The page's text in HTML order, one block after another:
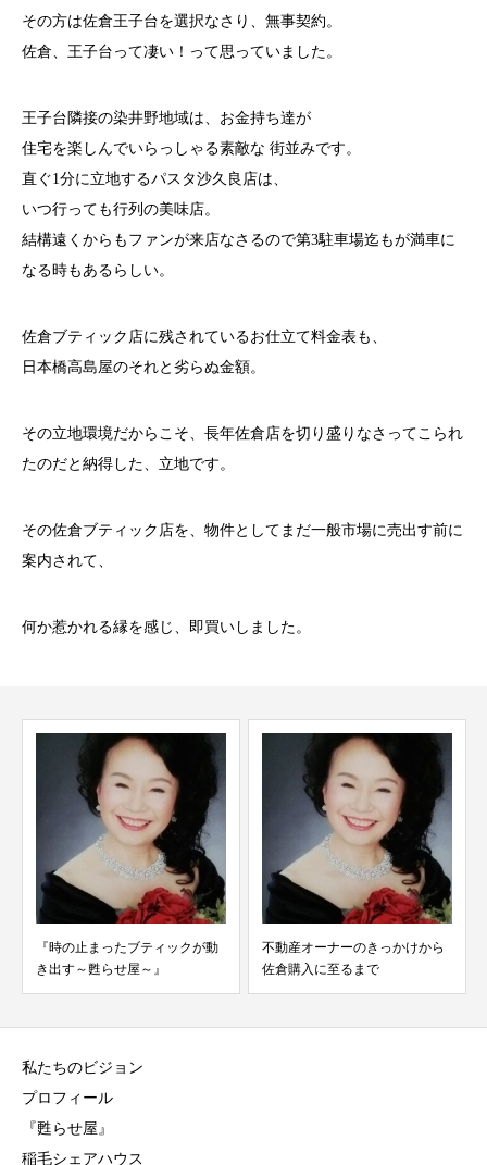
その方は佐倉王子台を選択なさり、無事契約。
佐倉、王子台って凄い！って思っていました。
王子台隣接の染井野地域は、お金持ち達が
住宅を楽しんでいらっしゃる素敵な 街並みです。
直ぐ1分に立地するパスタ沙久良店は、
いつ行っても行列の美味店。
結構遠くからもファンが来店なさるので第3駐車場迄もが満車に
なる時もあるらしい。
佐倉ブティック店に残されているお仕立て料金表も、
日本橋高島屋のそれと劣らぬ金額。
その立地環境だからこそ、長年佐倉店を切り盛りなさってこられ
たのだと納得した、立地です。
その佐倉ブティック店を、物件としてまだ一般市場に売出す前に
案内されて、
何か惹かれる縁を感じ、即買いしました。
『時の止まったブティックが動
き出す～甦らせ屋～』
不動産オーナーのきっかけから
佐倉購入に至るまで
私たちのビジョン
プロフィール
『甦らせ屋』
稲毛シェアハウス